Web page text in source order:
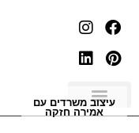
עיצוב משרדים עם
אמירה חזקה